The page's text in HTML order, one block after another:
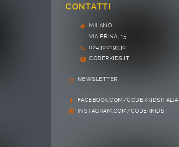
CONTATTI
MILANO
VIA PRINA, 15
02430019330
CODERKIDS.IT
NEWSLETTER
FACEBOOK.COM/CODERKIDSITALIA
INSTAGRAM.COM/CODERKIDS